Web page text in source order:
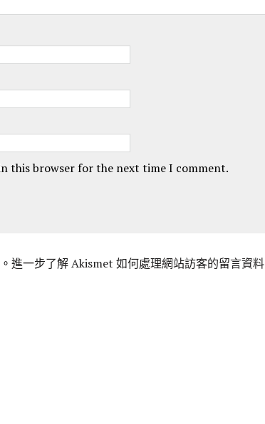
this browser for the next time I comment.
進一步了解 Akismet 如何處理網站訪客的留言資料